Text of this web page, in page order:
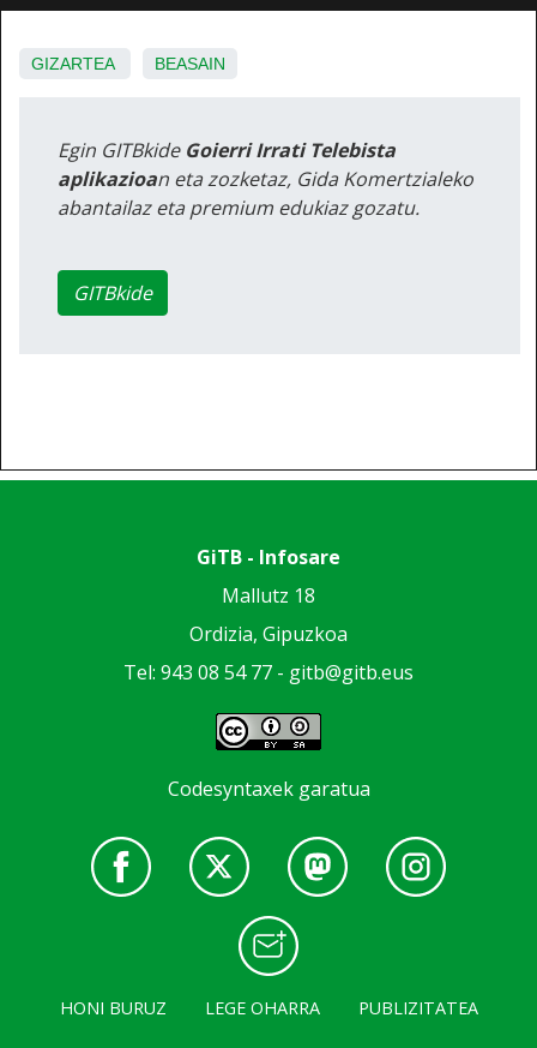
GIZARTEA BEASAIN
Egin GITBkide Goierri Irrati Telebista
aplikazioan eta zozketaz, Gida Komertzialeko
abantailaz eta premium edukiaz gozatu.
GITBkide
GiTB - Infosare
Mallutz 18
Ordizia, Gipuzkoa
Tel: 943 08 54 77 - gitb@gitb.eus
Codesyntaxek garatua
HONI BURUZ LEGE OHARRA
PUBLIZITATEA